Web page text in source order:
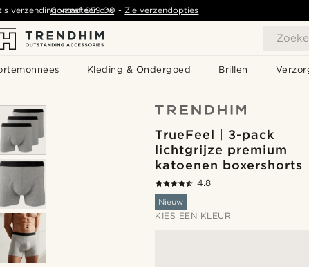
Kleding & Ondergoed Brillen
verzending vanaf€59,00 -Zie verzendopties
Contacteer ons
TrueFeel | 3-pack
lichtgrijze premium
katoenen boxershorts
4.8
Nieuw
KIES EEN KLEUR